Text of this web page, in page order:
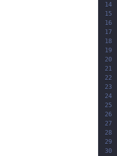
14
15
16
17
18
19
20
21
22
23
24
25
26
27
28
29
30